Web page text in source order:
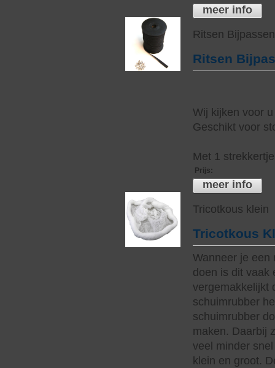
meer info
Ritsen
Ritsen
Wij kijken voor
Geschikt voor
Met 1
Prijs:
meer info
Tricotkous klein
Tricotkous
Wanneer je een
doen is dit vaak
vergemakkelijkt
schuimrubber
schuimrubber
maken. Daarbij
veel minder
klein en groot.